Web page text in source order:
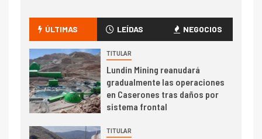
camión 100% eléctrico para
transportar cátodos al Puerto
de San Antonio
2
I+D
Producción minera en mayo de
2026 cae 10,6%
ÚLTIMAS LEÍDAS NEGOCIOS
TITULAR
Lundin Mining reanudará
gradualmente las operaciones
en Caserones tras daños por
sistema frontal
TITULAR